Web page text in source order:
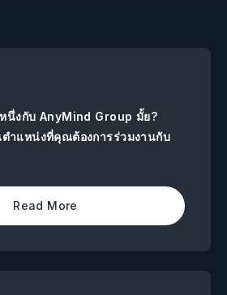
นึ่งกับ AnyMind Group มั้ย?
ตำแหน่งที่คุณต้องการร่วมงานกับ
Read More